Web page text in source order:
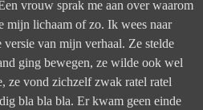
vrouw sprak me aan over waarom
mijn lichaam of zo. Ik wees naar
van mijn verhaal. Ze stelde
ging bewegen, ze wilde ook wel
ze vond zichzelf zwak ratel ratel
bla bla bla. Er kwam geen einde